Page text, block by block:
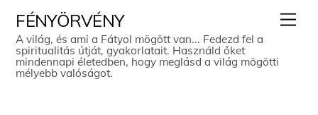
content
FÉNYÖRVÉNY
A világ, és ami a Fátyol mögött van... Fedezd fel a
spiritualitás útját, gyakorlatait. Használd őket
mindennapi életedben, hogy meglásd a világ mögötti
mélyebb valóságot.